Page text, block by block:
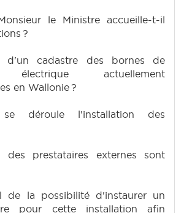
le Ministre accueille-t-il
?
d'un cadastre des bornes de
électrique actuellement
en Wallonie ?
se déroule l'installation des
des prestataires externes sont
de la possibilité d'instaurer un
pour cette installation afin